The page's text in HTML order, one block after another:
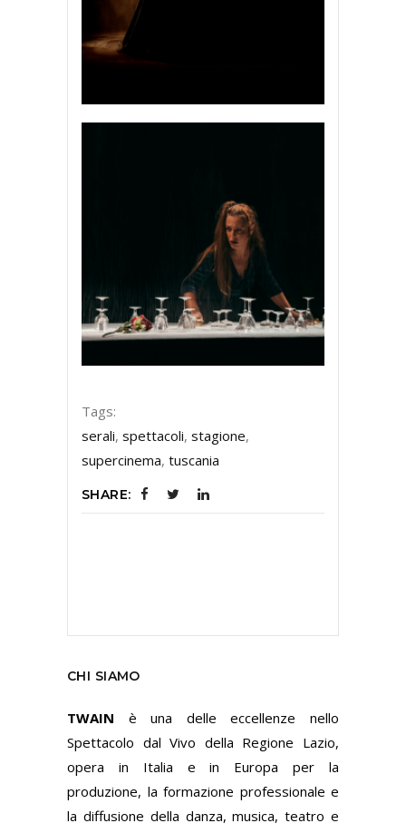
Tags:
serali, spettacoli, stagione,
supercinema, tuscania
SHARE:
CHI SIAMO
TWAIN è una delle eccellenze nello
Spettacolo dal Vivo della Regione Lazio,
opera in Italia e in Europa per la
produzione, la formazione professionale e
la diffusione della danza, musica, teatro e